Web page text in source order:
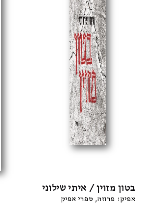
בטון מזוין / איתי שילוני
אפיק: פרוזה ספרי אפיק